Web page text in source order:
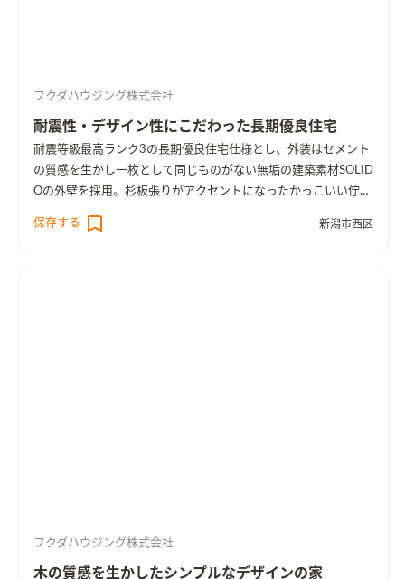
フクダハウジング株式会社
耐震性・デザイン性にこだわった長期優良住宅
耐震等級最高ランク3の長期優良住宅仕様とし、外装はセメント
の質感を生かし一枚として同じものがない無垢の建築素材SOLID
Oの外壁を採用。杉板張りがアクセントになったかっこいい佇ま
ファミリークロークなど収納スペースを充実させました。内装
保存する 新潟市西区
フクダハウジング株式会社
木の質感を生かしたシンプルなデザインの家